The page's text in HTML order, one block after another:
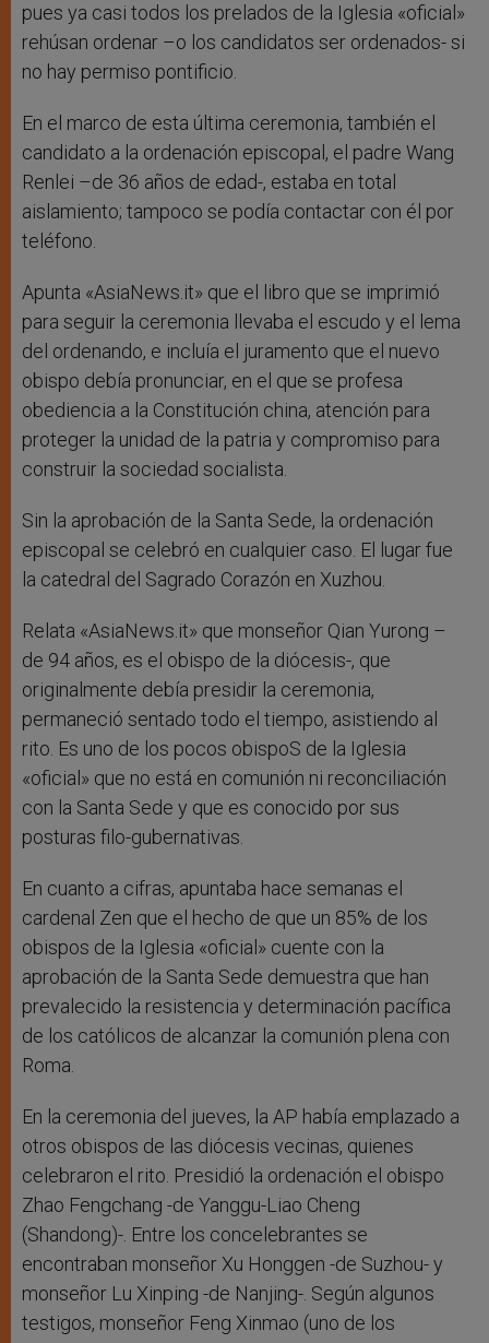
pues ya casi todos los prelados de la Iglesia «oficial»
rehúsan ordenar –o los candidatos ser ordenados- si
no hay permiso pontificio.
En el marco de esta última ceremonia, también el
candidato a la ordenación episcopal, el padre Wang
Renlei –de 36 años de edad-, estaba en total
aislamiento; tampoco se podía contactar con él por
teléfono.
Apunta «AsiaNews.it» que el libro que se imprimió
para seguir la ceremonia llevaba el escudo y el lema
del ordenando, e incluía el juramento que el nuevo
obispo debía pronunciar, en el que se profesa
obediencia a la Constitución china, atención para
proteger la unidad de la patria y compromiso para
construir la sociedad socialista.
Sin la aprobación de la Santa Sede, la ordenación
episcopal se celebró en cualquier caso. El lugar fue
la catedral del Sagrado Corazón en Xuzhou.
Relata «AsiaNews.it» que monseñor Qian Yurong –
de 94 años, es el obispo de la diócesis-, que
originalmente debía presidir la ceremonia,
permaneció sentado todo el tiempo, asistiendo al
rito. Es uno de los pocos obispoS de la Iglesia
«oficial» que no está en comunión ni reconciliación
con la Santa Sede y que es conocido por sus
posturas filo-gubernativas.
En cuanto a cifras, apuntaba hace semanas el
cardenal Zen que el hecho de que un 85% de los
obispos de la Iglesia «oficial» cuente con la
aprobación de la Santa Sede demuestra que han
prevalecido la resistencia y determinación pacífica
de los católicos de alcanzar la comunión plena con
Roma.
En la ceremonia del jueves, la AP había emplazado a
otros obispos de las diócesis vecinas, quienes
celebraron el rito. Presidió la ordenación el obispo
Zhao Fengchang -de Yanggu-Liao Cheng
(Shandong)-. Entre los concelebrantes se
encontraban monseñor Xu Honggen -de Suzhou- y
monseñor Lu Xinping -de Nanjing-. Según algunos
testigos, monseñor Feng Xinmao (uno de los